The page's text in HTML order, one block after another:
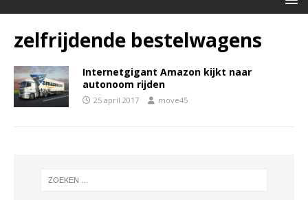
zelfrijdende bestelwagens
Internetgigant Amazon kijkt naar
autonoom rijden
25 april 2017 move45